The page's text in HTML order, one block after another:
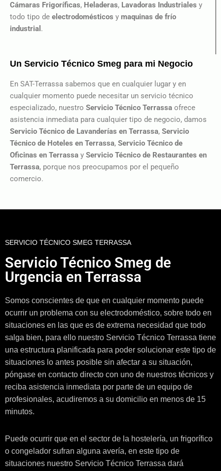
Cámaras Frigoríficas, Heladeras, Lavadoras Industriales y
todo tipo de electrodomésticos y maquinas de frío
industrial .
Un Servicio Técnico Smeg para mi Negocio
En SAT-Terrassa sabemos que en cualquier lugar y en
cualquier momento puede necesitar un servicio técnico
especializado, nuestro Servicio Técnico Terrassa ofrece
asistencia inmediata para cualquier tipo de negocio, damos
Servicio Técnico de Lavanderías en Terrassa, Servicio
Técnico de Hoteles en Terrassa, Servicio Técnico de
Oficinas en Terrassa y Servicio Técnico de Restaurantes en
Terrassa, porque nos preocupamos por el pequeño
comercio.
SERVICIO TÉCNICO SMEG TERRASSA
Servicio Técnico Smeg de
Urgencia en Terrassa
Somos conscientes de que en cualquier momento puede
ocurrir un problema con su electrodoméstico, sobre todo en
situaciones en las que es de extrema necesidad que todo
salga bien, para ello nuestro Servicio Técnico Terrassa tiene
una estructura planificada para poder solucionar este tipo de
situaciones lo antes posible sin afectar a su situación,
póngase en contacto directo con uno de nuestros técnicos y
reciba asistencia inmediata por parte de un equipo de
profesionales, acudiremos a su domicilio en menos de 15
minutos.
Puede ocurrir que en el sector de la hostelería, un frigorífico
o congelador sufran alguna avería, en este tipo de
situaciones nuestro Servicio Técnico Terrassa dará